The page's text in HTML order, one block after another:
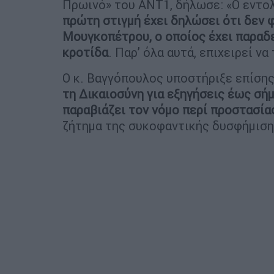
Πρωινό» του ΑΝΤ1, δήλωσε: «Ο
πρώτη στιγμή έχει δηλώσει ότι δεν
Μουγκοπέτρου, ο οποίος έχει
κροτίδα. Παρ’ όλα αυτά, επιχειρεί
Ο κ. Βαγγόπουλος υποστήριξε
τη Δικαιοσύνη για εξηγήσεις έως
παραβιάζει τον νόμο περί
ζήτημα της συκοφαντικής